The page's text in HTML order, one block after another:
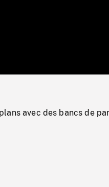
0%
avec des bancs de